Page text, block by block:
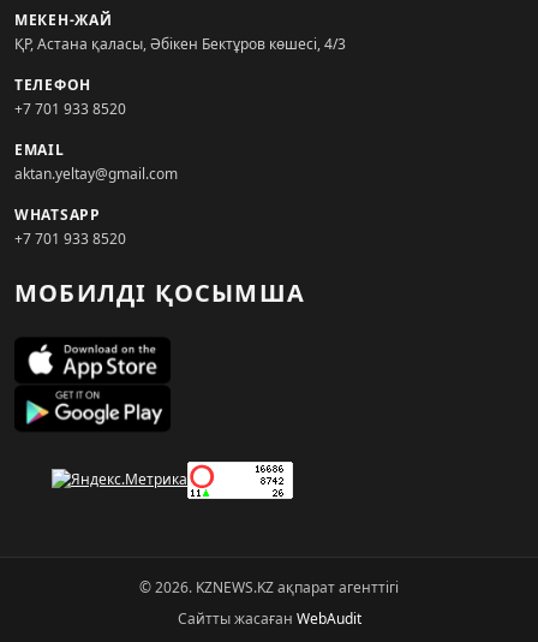
МЕКЕН-ЖАЙ
ҚР, Астана қаласы, Әбікен Бектұров көшесі, 4/3
ТЕЛЕФОН
+7 701 933 8520
EMAIL
aktan.yeltay@gmail.com
WHATSAPP
+7 701 933 8520
МОБИЛДІ ҚОСЫМША
© 2026. KZNEWS.KZ ақпарат агенттігі
Сайтты жасаған WebAudit